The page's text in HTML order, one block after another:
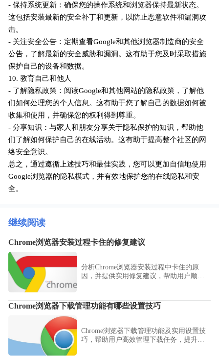
- 保持系统更新：确保您的操作系统和浏览器保持最新状态。
这包括安装最新的安全补丁和更新，以防止恶意软件和漏洞攻
击。
- 关注安全公告：定期查看Google和其他浏览器制造商的安全
公告，了解最新的安全威胁和漏洞。这有助于您及时采取措施
保护自己的设备和数据。
10. 教育自己和他人
- 了解隐私政策：阅读Google和其他网站的隐私政策，了解他
们如何处理您的个人信息。这有助于您了解自己的数据如何被
收集和使用，并确保您的权利得到尊重。
- 分享知识：与家人和朋友分享关于隐私保护的知识，帮助他
们了解如何保护自己的在线活动。这有助于提高整个社区的网
络安全意识。
总之，通过遵循上述技巧和最佳实践，您可以更加自信地使用
Google浏览器的隐私模式，并有效地保护您的在线隐私和安
全。
继续阅读
Chrome浏览器安装过程卡住的修复建议
分析Chrome浏览器安装过程中卡住的原
因，并提供实用修复建议，帮助用户顺利
Chrome浏览器下载管理功能有哪些设置技巧
Chrome浏览器下载管理功能及实用设置技
巧，帮助用户高效管理下载任务，提升使